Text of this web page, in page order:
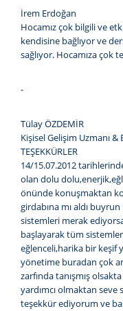
İrem Erdoğan
Hocamız çok bilgili ve
kendisine bağlıyor ve
sağlıyor. Hocamıza çok
-
Tülay ÖZDEMİR
Kişisel Gelişim Uzmanı
TEŞEKKÜRLER
14/15.07.2012
olan dolu
önünde konuşmaktan
girdabına mı aldı
sistemleri merak
başlayarak tüm
eğlenceli,harika bir keşif
yönetime buradan çok
zarfında tanışmış
yardımcı olmaktan seve
teşekkür ediyorum ve